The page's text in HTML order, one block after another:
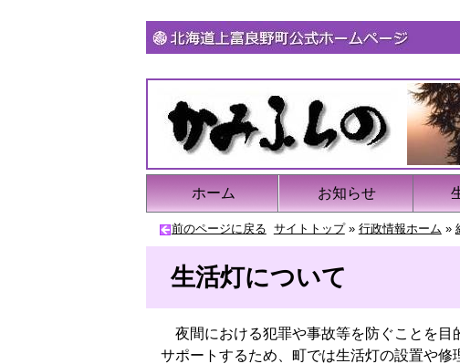
ホーム お知らせ
前のページに戻る サイトトップ» 行政情報ホーム »
生活灯について
夜間における犯罪や事故等を防ぐことを
サポートするため、町では生活灯の設置や修